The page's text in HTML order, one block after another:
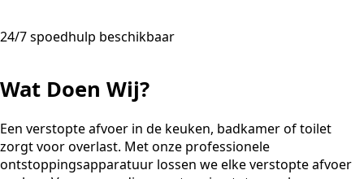
24/7 spoedhulp beschikbaar
Wat Doen Wij?
Een verstopte afvoer in de keuken, badkamer of toilet
zorgt voor overlast. Met onze professionele
ontstoppingsapparatuur lossen we elke verstopte afvoer